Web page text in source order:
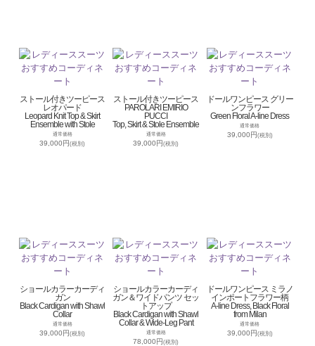
ストール付きツーピース
レオパード
Leopard Knit Top & Skirt
Ensemble with Stole
通常価格
39,000円(税別)
ストール付きツーピース
PAROLARI EMIRIO
PUCCI
Top, Skirt & Stole Ensemble
通常価格
39,000円(税別)
ドールワンピース グリー
ンフラワー
Green Floral A-line Dress
通常価格
39,000円(税別)
ショールカラーカーディ
ガン
Black Cardigan with Shawl
Collar
通常価格
39,000円(税別)
ショールカラーカーディ
ガン＆ワイドパンツ セッ
トアップ
Black Cardigan with Shawl
Collar & Wide-Leg Pant
通常価格
78,000円(税別)
ドールワンピース ミラノ
インポートフラワー柄
A-line Dress, Black Floral
from Milan
通常価格
39,000円(税別)